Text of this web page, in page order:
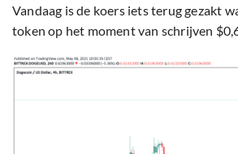
Vandaag is de koers iets terug gezakt
token op het moment van schrijven